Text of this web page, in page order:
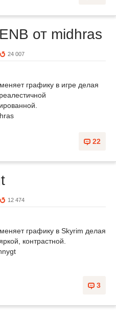
от midhras
24 007
графику в игре делая
22
12 474
графику в Skyrim делая
контрастной.
3